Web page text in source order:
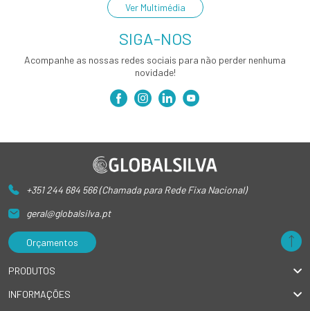
Ver Multimédia
SIGA-NOS
Acompanhe as nossas redes sociais para não perder nenhuma
novidade!
+351 244 684 566 (Chamada para Rede Fixa Nacional)
geral@globalsilva.pt
Orçamentos
PRODUTOS
INFORMAÇÕES